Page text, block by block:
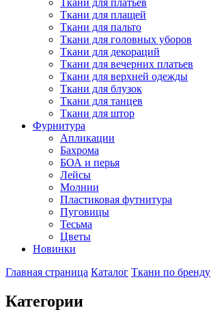
Ткани для платьев
Ткани для плащей
Ткани для пальто
Ткани для головных уборов
Ткани для декораций
Ткани для вечерних платьев
Ткани для верхней одежды
Ткани для блузок
Ткани для танцев
Ткани для штор
Фурнитура
Апликации
Бахрома
БОА и перья
Лейсы
Молнии
Пластиковая футнитура
Пуговицы
Тесьма
Цветы
Новинки
Главная страница Каталог Ткани по бренду
Категории